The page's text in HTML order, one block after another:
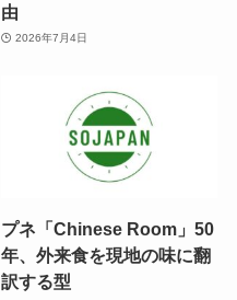
由
2026年7月4日
プネ「Chinese Room」50
年、外来食を現地の味に翻
訳する型